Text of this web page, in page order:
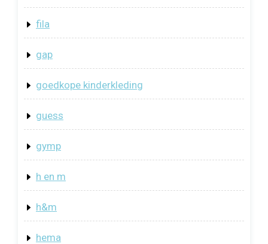
fila
gap
goedkope kinderkleding
guess
gymp
h en m
h&m
hema